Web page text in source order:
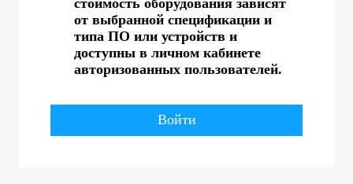
от выбранной спецификации и
типа ПО или устройств и
доступны в личном кабинете
авторизованных пользователей.
Войти